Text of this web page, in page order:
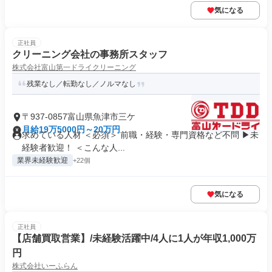
気になる
正社員
クリーニング会社の事務所スタッフ
株式会社富山第一ドライクリーニング
残業なし／転勤なし／ノルマなし
〒937-0857富山県魚津市三ケ
月給19万5000円～20万円
求めている人材 ＜必須＞ 前職・経験・専門資格など不問 ▶未
経験者歓迎！ ＜こんな人...
業界未経験歓迎 +22個
気になる
正社員
【店舗買取営業】/未経験活躍中/4人に1人が年収1,000万
円
株式会社いーふらん